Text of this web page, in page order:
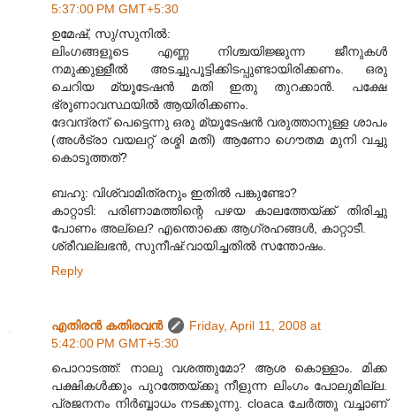
5:37:00 PM GMT+5:30
ഉമേഷ്, സു/സുനില്‍:
ലിംഗങ്ങളുടെ എണ്ണ നിശ്ചയിജ്ജുന്ന ജീനുകള്‍
നമുക്കുള്ളീല്‍ അടച്ചുപൂട്ടിക്കിടപ്പുണ്ടായിരിക്കണം. ഒരു
ചെറിയ മ്യൂടേഷന്‍ മതി ഇതു തുറക്കാന്‍. പക്ഷേ
ഭ്രൂണാവസ്ഥയില്‍ ആയിരിക്കണം.
ദേവന്ദ്രന് പെട്ടെന്നു ഒരു മ്യൂടേഷന്‍ വരുത്താനുള്ള ശാപം
(അള്‍ട്രാ വയലറ്റ് രശ്മി മതി) ആണോ ഗൌതമ മുനി വച്ചു
കൊടുത്തത്?
ബഹു: വിശ്വാമിത്രനും ഇതില്‍ പങ്കുണ്ടോ?
കാറ്റാടി: പരിണാമത്തിന്റെ പഴയ കാലത്തേയ്ക്ക് തിരിച്ചു
പോണം അല്ലെ? എന്തൊക്കെ ആഗ്രഹങ്ങള്‍, കാറ്റാടീ.
ശ്രീവല്ലഭന്‍, സുനീഷ്:വായിച്ചതില്‍ സന്തോഷം.
Reply
എതിരന്‍ കതിരവന്‍
Friday, April 11, 2008 at
5:42:00 PM GMT+5:30
പൊറാടത്ത്: നാലു വശത്തുമോ? ആശ കൊള്ളാം. മിക്ക
പക്ഷികള്‍ക്കും പുറത്തേയ്ക്കു നീളുന്ന ലിംഗം‍ പോലുമില്ല.
പ്രജനനം നിര്‍ബ്ബാധം നടക്കുന്നു. cloaca ചേര്‍ത്തു വച്ചാണ്